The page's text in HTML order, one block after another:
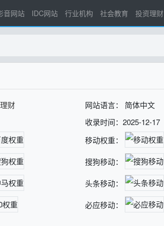
音网站 IDC网站 行业机构 社会教育 投资理财
财
网站语言： 简体中文
收录时间：2025-12-17
移动权重：
搜狗移动：
头条移动：
必应移动：